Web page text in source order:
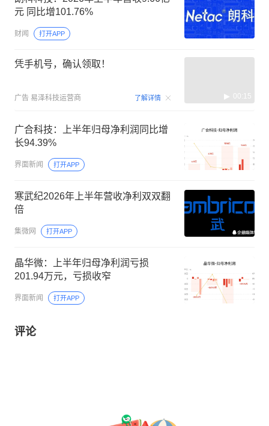
元 同比增101.76%
财闻 打开APP
凭手机号，确认领取！
广告 易泽科技运营商 了解详情 00:15
广合科技：上半年归母净利润同比增
长94.39%
界面新闻 打开APP
寒武纪2026年上半年营收净利双双翻
倍
集微网 打开APP
晶华微：上半年归母净利润亏损
201.94万元，亏损收窄
界面新闻 打开APP
评论